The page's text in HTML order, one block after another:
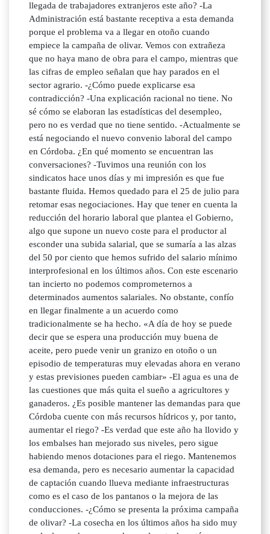
llegada de trabajadores extranjeros este año? -La
Administración está bastante receptiva a esta demanda
porque el problema va a llegar en otoño cuando
empiece la campaña de olivar. Vemos con extrañeza
que no haya mano de obra para el campo, mientras que
las cifras de empleo señalan que hay parados en el
sector agrario. -¿Cómo puede explicarse esa
contradicción? -Una explicación racional no tiene. No
sé cómo se elaboran las estadísticas del desempleo,
pero no es verdad que no tiene sentido. -Actualmente se
está negociando el nuevo convenio laboral del campo
en Córdoba. ¿En qué momento se encuentran las
conversaciones? -Tuvimos una reunión con los
sindicatos hace unos días y mi impresión es que fue
bastante fluida. Hemos quedado para el 25 de julio para
retomar esas negociaciones. Hay que tener en cuenta la
reducción del horario laboral que plantea el Gobierno,
algo que supone un nuevo coste para el productor al
esconder una subida salarial, que se sumaría a las alzas
del 50 por ciento que hemos sufrido del salario mínimo
interprofesional en los últimos años. Con este escenario
tan incierto no podemos comprometernos a
determinados aumentos salariales. No obstante, confío
en llegar finalmente a un acuerdo como
tradicionalmente se ha hecho. «A día de hoy se puede
decir que se espera una producción muy buena de
aceite, pero puede venir un granizo en otoño o un
episodio de temperaturas muy elevadas ahora en verano
y estas previsiones pueden cambiar» -El agua es una de
las cuestiones que más quita el sueño a agricultores y
ganaderos. ¿Es posible mantener las demandas para que
Córdoba cuente con más recursos hídricos y, por tanto,
aumentar el riego? -Es verdad que este año ha llovido y
los embalses han mejorado sus niveles, pero sigue
habiendo menos dotaciones para el riego. Mantenemos
esa demanda, pero es necesario aumentar la capacidad
de captación cuando llueva mediante infraestructuras
como es el caso de los pantanos o la mejora de las
conducciones. -¿Cómo se presenta la próxima campaña
de olivar? -La cosecha en los últimos años ha sido muy